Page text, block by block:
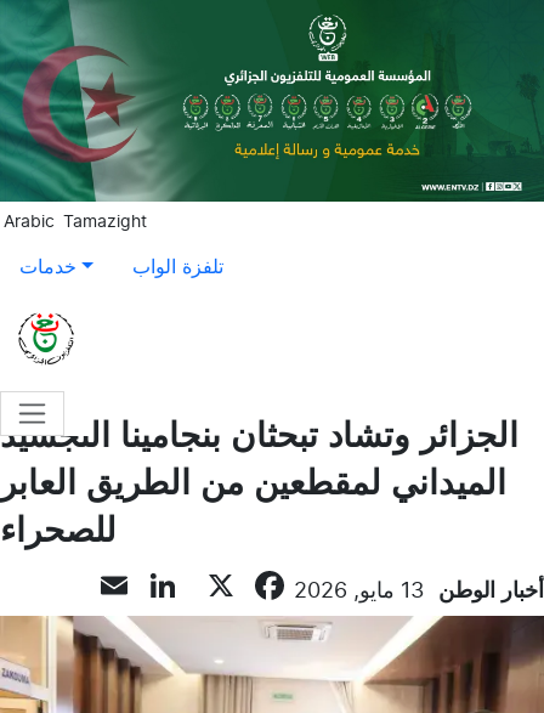
Aller au contenu principal
Arabic Tamazight
خدمات تلفزة الواب
الجزائر وتشاد تبحثان بنجامينا التجسيد
الميداني لمقطعين من الطريق العابر
للصحراء
أخبار الوطن 13 مايو, 2026 Facebook